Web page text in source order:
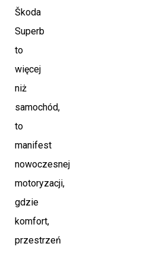
Škoda
Superb
to
więcej
niż
samochód,
to
manifest
nowoczesnej
motoryzacji,
gdzie
komfort,
przestrzeń